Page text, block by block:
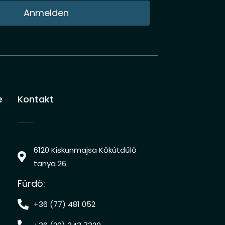
Anmelden
Kontakt
6120 Kiskunmajsa Kőkútdűlő
tanya 26.
Fürdő:
+36 (77) 481 052